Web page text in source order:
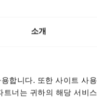
소개
합니다. 또한 사이트 사용
너는 귀하의 해당 서비스